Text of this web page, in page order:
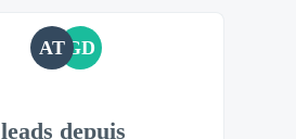
AT GD
depuis